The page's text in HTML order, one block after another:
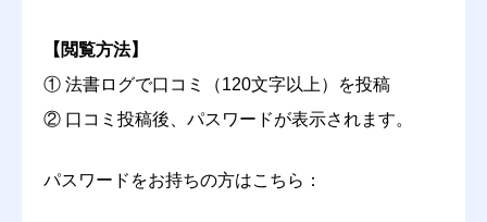
コスパ
【閲覧方法】
① 法書ログで口コミ（120文字以上）を投稿
② 口コミ投稿後、パスワードが表示されます。
パスワードをお持ちの方はこちら：